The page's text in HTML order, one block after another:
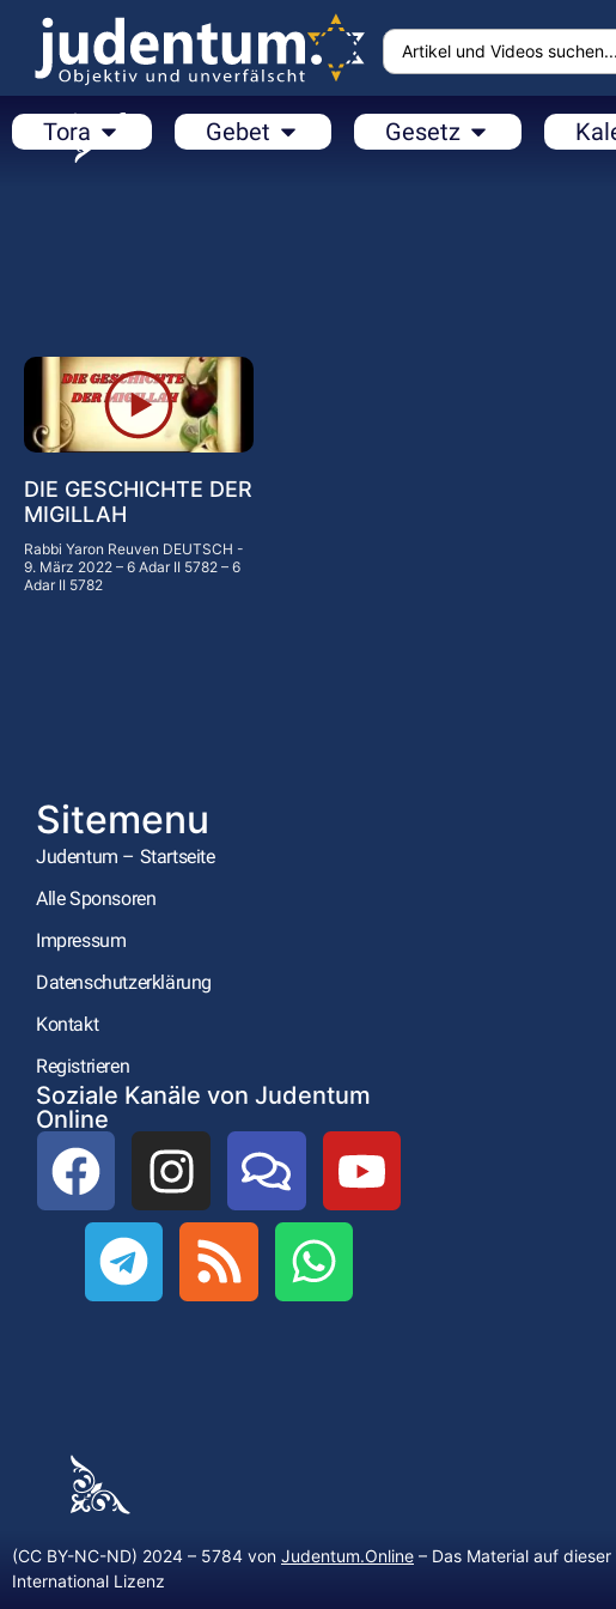
Tora Gebet Gesetz
DIE GESCHICHTE DER
MIGILLAH
Rabbi Yaron Reuven DEUTSCH
9. März 2022 – 6 Adar II 5782 – 6
Adar II 5782
Sitemenu
Judentum – Startseite
Alle Sponsoren
Impressum
Datenschutzerklärung
Kontakt
Registrieren
Soziale Kanäle von Judentum
Online
(CC BY-NC-ND) 2024 – 5784 von Judentum.Online – Das Material auf
International Lizenz